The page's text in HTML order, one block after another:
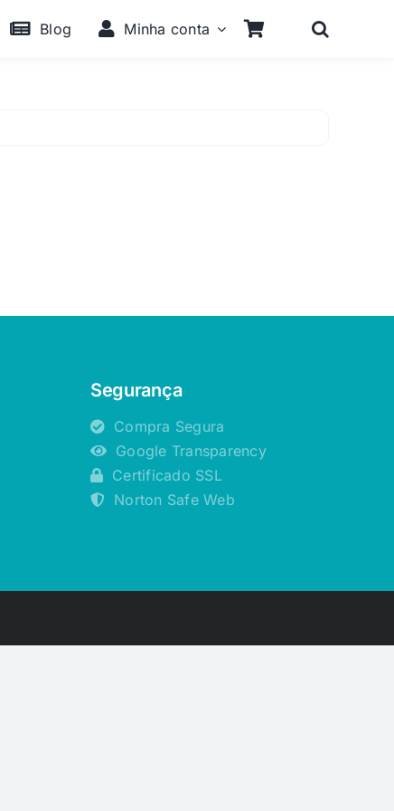
Blog Minha conta
Segurança
Compra Segura
Google Transparency
Certificado SSL
Norton Safe Web